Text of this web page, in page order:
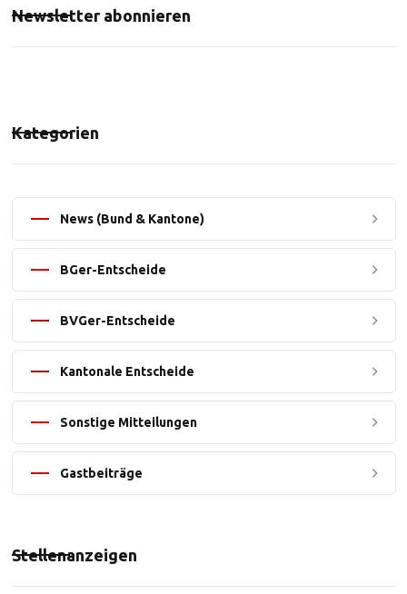
Newsletter abonnieren
Kategorien
News (Bund & Kantone)
BGer-Entscheide
BVGer-Entscheide
Kantonale Entscheide
Sonstige Mitteilungen
Gastbeiträge
Stellenanzeigen